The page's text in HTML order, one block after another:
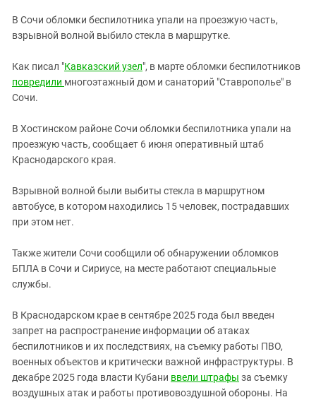
КАВКАЗ ЗА ПАЛЕСТИНУ
ИНАКОМЫСЛИЕ В ЧЕЧНЕ
МОБИЛИЗАЦИЯ И ПРОТЕСТЫ
Ингушетия
Калмыкия
Карачаево-Черкесия
Нагорный Карабах
Российская Федерация
Ростовская область
Северная Осетия - Алания
Ставропольский край
Чечня
Южный Кавказ
В Сочи обломки беспилотника упали на проезжую часть,
взрывной волной выбило стекла в маршрутке.
Как писал "Кавказский узел", в марте обломки беспилотников
повредили многоэтажный дом и санаторий "Ставрополье" в
Сочи.
В Хостинском районе Сочи обломки беспилотника упали на
проезжую часть, сообщает 6 июня оперативный штаб
Краснодарского края.
Взрывной волной были выбиты стекла в маршрутном
автобусе, в котором находились 15 человек, пострадавших
при этом нет.
Также жители Сочи сообщили об обнаружении обломков
БПЛА в Сочи и Сириусе, на месте работают специальные
службы.
В Краснодарском крае в сентябре 2025 года был введен
запрет на распространение информации об атаках
беспилотников и их последствиях, на съемку работы ПВО,
военных объектов и критически важной инфраструктуры. В
декабре 2025 года власти Кубани ввели штрафы за съемку
воздушных атак и работы противовоздушной обороны. На